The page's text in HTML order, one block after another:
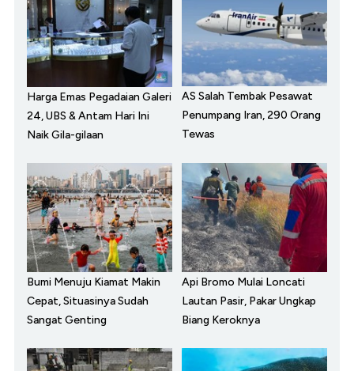
Harga Emas Pegadaian Galeri
24, UBS & Antam Hari Ini
Naik Gila-gilaan
AS Salah Tembak Pesawat
Penumpang Iran, 290 Orang
Tewas
Bumi Menuju Kiamat Makin
Cepat, Situasinya Sudah
Sangat Genting
Api Bromo Mulai Loncati
Lautan Pasir, Pakar Ungkap
Biang Keroknya